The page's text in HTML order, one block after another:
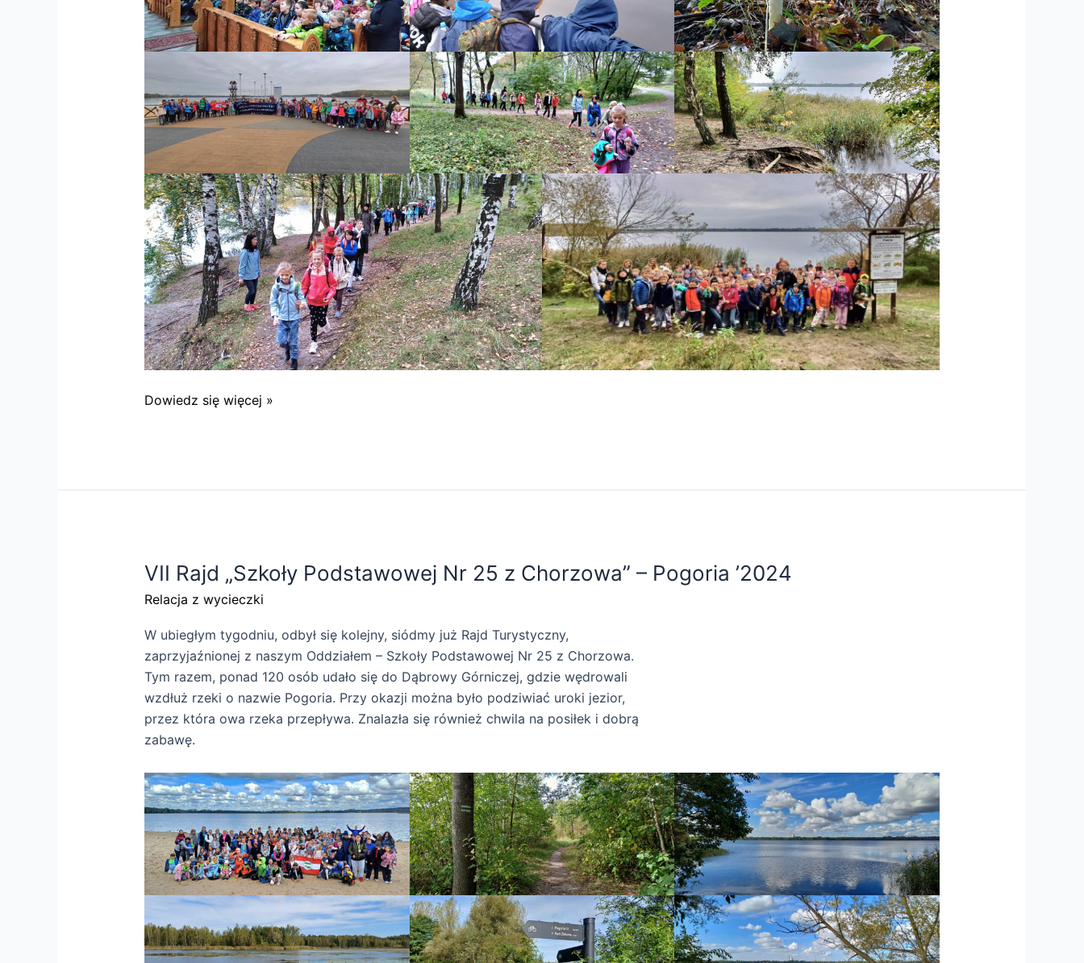
IX
Dowiedz się więcej »
VII Rajd „Szkoły Podstawowej Nr 25 z Chorzowa” – Pogoria ’2024
Relacja z wycieczki
W ubiegłym tygodniu, odbył się kolejny, siódmy już Rajd Turystyczny,
zaprzyjaźnionej z naszym Oddziałem – Szkoły Podstawowej Nr 25 z Chorzowa.
Tym razem, ponad 120 osób udało się do Dąbrowy Górniczej, gdzie wędrowali
wzdłuż rzeki o nazwie Pogoria. Przy okazji można było podziwiać uroki jezior,
przez która owa rzeka przepływa. Znalazła się również chwila na posiłek i dobrą
zabawę.